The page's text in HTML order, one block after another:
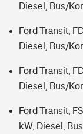
Diesel, Bus/
Ford Transit,
Diesel, Bus/
Ford Transit,
Diesel, Bus/
Ford Transit,
kW, Diesel,